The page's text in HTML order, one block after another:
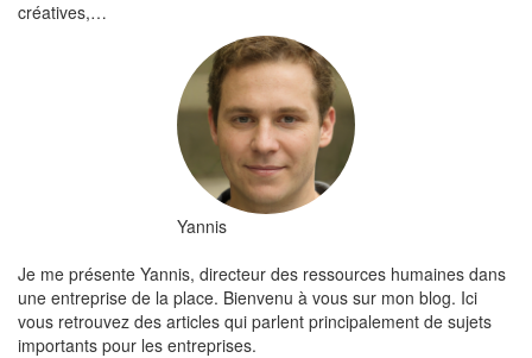
créatives,…
Yannis
Je me présente Yannis, directeur des ressources humaines dans
une entreprise de la place. Bienvenu à vous sur mon blog. Ici
vous retrouvez des articles qui parlent principalement de sujets
importants pour les entreprises.